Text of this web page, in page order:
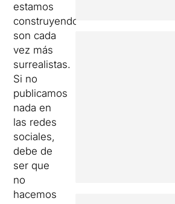
estamos
construyendo
son cada
vez más
surrealistas.
Si no
publicamos
nada en
las redes
sociales,
debe de
ser que
no
hacemos